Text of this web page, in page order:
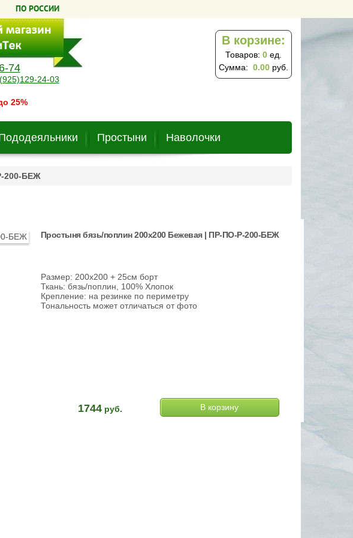
ПО РОССИИ
74
24-03
25%
В корзине:
Товаров: 0 ед.
Сумма: 0.00 руб.
Простыни Наволочки
200-БЕЖ
Простыня бязь/поплин 200х200 Бежевая | ПР-ПО-Р-200-БЕЖ
Размер: 200х200 + 25см борт
Ткань: бязь/поплин, 100% Хлопок
Крепление: на резинке по периметру
Тональность может отличаться от фото
1744 руб.